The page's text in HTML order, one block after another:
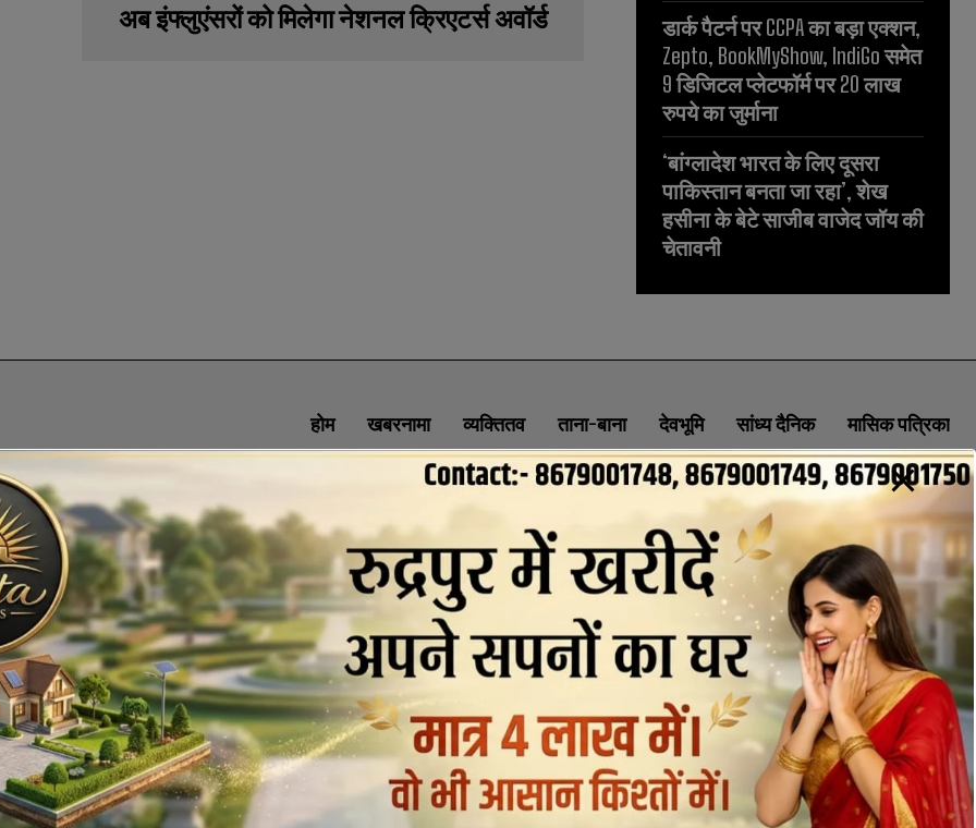
अब इंफ्लुएंसरों को मिलेगा नेशनल क्रिएटर्स अवॉर्ड
डार्क पैटर्न पर CCPA का बड़ा एक्शन,
Zepto, BookMyShow, IndiGo समेत
9 डिजिटल प्लेटफॉर्म पर 20 लाख
रुपये का जुर्माना
‘बांग्लादेश भारत के लिए दूसरा
पाकिस्तान बनता जा रहा’, शेख
हसीना के बेटे साजीब वाजेद जॉय की
चेतावनी
होम खबरनामा व्यक्तितव ताना-बाना देवभूमि सांध्य दैनिक मासिक पत्रिका
ABOUT CONTACT PRIVACY POLICY NEWSLETTER
SOCIAL MEDIA CONTACT INFORMATION
uttaranchaldeep.news@gmail.com